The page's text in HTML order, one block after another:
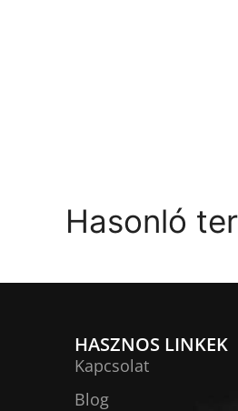
Hasonló
HASZNOS LINKEK
Kapcsolat
Blog